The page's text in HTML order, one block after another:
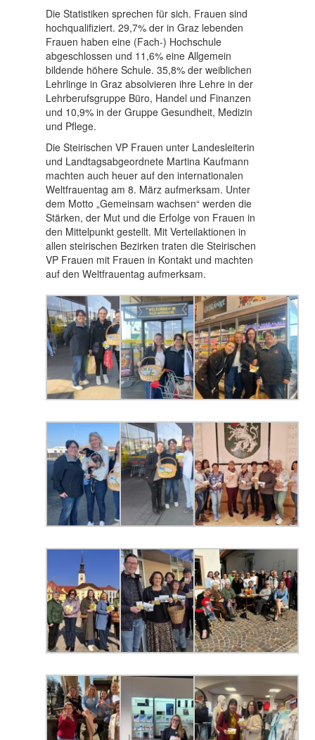
Die Statistiken sprechen für sich. Frauen sind
hochqualifiziert. 29,7% der in Graz lebenden
Frauen haben eine (Fach-) Hochschule
abgeschlossen und 11,6% eine Allgemein
bildende höhere Schule. 35,8% der weiblichen
Lehrlinge in Graz absolvieren ihre Lehre in der
Lehrberufsgruppe Büro, Handel und Finanzen
und 10,9% in der Gruppe Gesundheit, Medizin
und Pflege.
Die Steirischen VP Frauen unter Landesleiterin
und Landtagsabgeordnete Martina Kaufmann
machten auch heuer auf den internationalen
Weltfrauentag am 8. März aufmerksam. Unter
dem Motto „Gemeinsam wachsen“ werden die
Stärken, der Mut und die Erfolge von Frauen in
den Mittelpunkt gestellt. Mit Verteilaktionen in
allen steirischen Bezirken traten die Steirischen
VP Frauen mit Frauen in Kontakt und machten
auf den Weltfrauentag aufmerksam.